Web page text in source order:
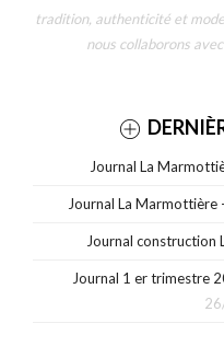
tradition, authenticité et
nous collaborons
Journal La
Journal La Marmottière
Journal construction
Journal 1 er trimestre